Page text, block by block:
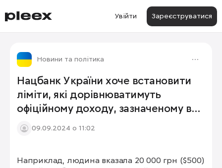
Увійти Зареєструватися
Новини та політика
Нацбанк України хоче встановити
ліміти, які дорівнюватимуть
офіційному доходу, зазначеному в
анкеті.
09.09.2024 о 11:02
Наприклад, людина вказала 20 000 грн ($500)